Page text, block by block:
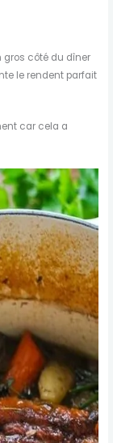
gros côté du dîner
le rendent parfait
car cela a